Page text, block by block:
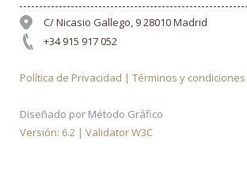
C/ Nicasio Gallego, 9 28010 Madrid
+34 915 917 052
Política de Privacidad | Términos y condiciones
Diseñado por Método Gráfico
Versión: 6.2 | Validator W3C